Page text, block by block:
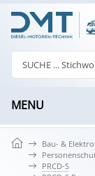
MENU
Bau- &
PRCD-S